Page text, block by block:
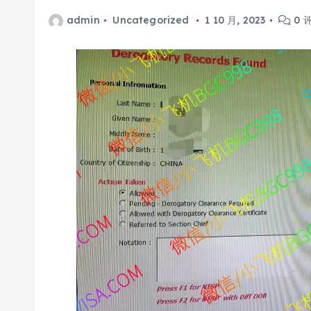
admin Uncategorized 1 10 月, 2023 0